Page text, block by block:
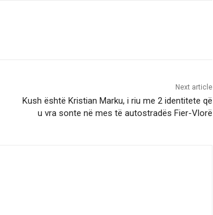
Next article
Kush është Kristian Marku, i riu me 2 identitete që
u vra sonte në mes të autostradës Fier-Vlorë